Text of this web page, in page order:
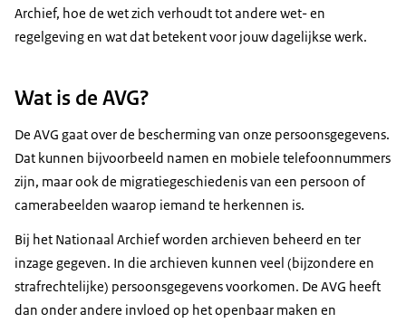
Archief, hoe de wet zich verhoudt tot andere wet- en
regelgeving en wat dat betekent voor jouw dagelijkse werk.
Wat is de AVG?
De AVG gaat over de bescherming van onze persoonsgegevens.
Dat kunnen bijvoorbeeld namen en mobiele telefoonnummers
zijn, maar ook de migratiegeschiedenis van een persoon of
camerabeelden waarop iemand te herkennen is.
Bij het Nationaal Archief worden archieven beheerd en ter
inzage gegeven. In die archieven kunnen veel (bijzondere en
strafrechtelijke) persoonsgegevens voorkomen. De AVG heeft
dan onder andere invloed op het openbaar maken en